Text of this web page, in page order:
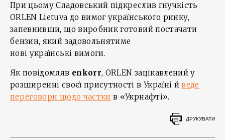
При цьому Сладовський підкреслив гнучкість
ORLEN Lietuva до вимог українського ринку,
запевнивши, що виробник готовий постачати
бензин, який задовольнятиме
нові українські вимоги.
Як повідомляв enkorr, ORLEN зацікавлений у
розширенні своєї присутності в Україні йведе
переговори щодо частки в «Укрнафті».
ДРУКУВАТИ